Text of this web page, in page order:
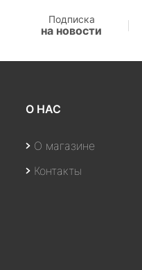
Подписка
на новости
О НАС
О магазине
Контакты